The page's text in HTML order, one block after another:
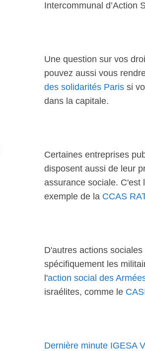
Intercommunal d’Action
Une question sur vos
pouvez aussi vous
des solidarités Paris si
dans la capitale.
Certaines entreprises
disposent aussi de leur
assurance sociale. C'est
exemple de la CCAS
D'autres actions
spécifiquement les
l'action social des
israélites, comme le
Dernière minute IGESA